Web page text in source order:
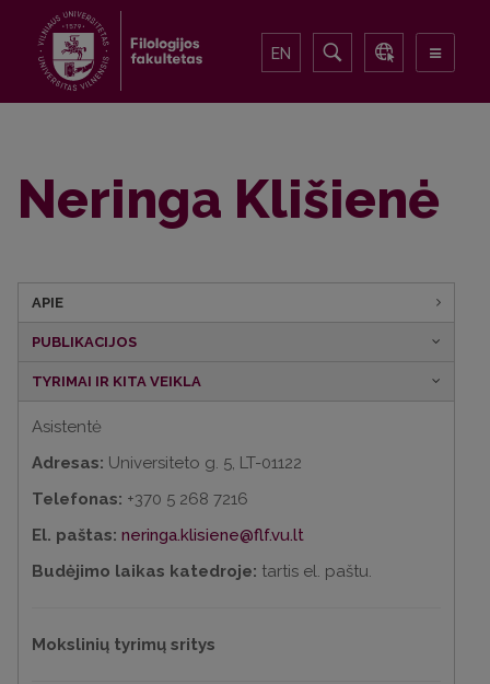
EN
Neringa Klišienė
APIE
PUBLIKACIJOS
TYRIMAI IR KITA VEIKLA
Asistentė
Adresas: Universiteto g. 5, LT-01122
Telefonas: +370 5 268 7216
El. paštas: neringa.klisiene@flf.vu.lt
Budėjimo laikas katedroje: tartis el. paštu.
Mokslinių tyrimų sritys